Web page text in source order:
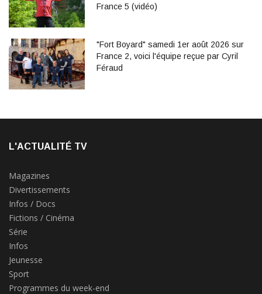
France 5 (vidéo)
"Fort Boyard" samedi 1er août 2026 sur
France 2, voici l'équipe reçue par Cyril
Féraud
L'ACTUALITÉ TV
Magazines
Divertissements
Infos / Docs
Fictions / Cinéma
Série
Infos
Jeunesse
Sport
Programmes du week-end